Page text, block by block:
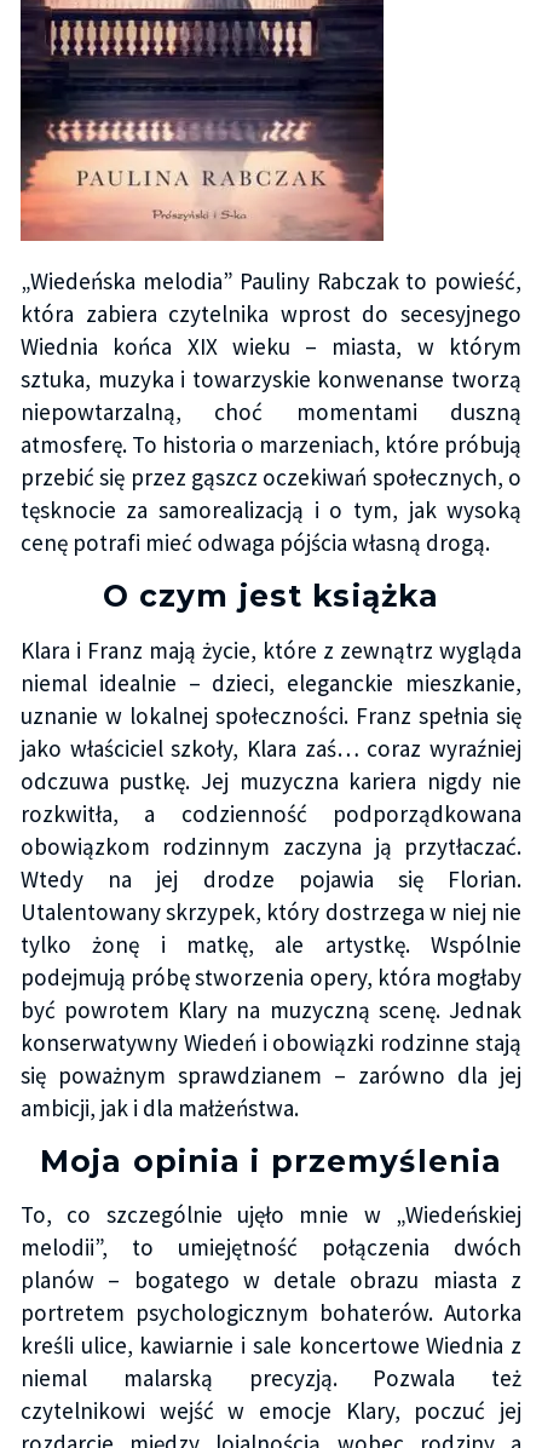
„Wiedeńska melodia” Pauliny Rabczak to powieść,
która zabiera czytelnika wprost do secesyjnego
Wiednia końca XIX wieku – miasta, w którym
sztuka, muzyka i towarzyskie konwenanse tworzą
niepowtarzalną, choć momentami duszną
atmosferę. To historia o marzeniach, które próbują
przebić się przez gąszcz oczekiwań społecznych, o
tęsknocie za samorealizacją i o tym, jak wysoką
cenę potrafi mieć odwaga pójścia własną drogą.
O czym jest książka
Klara i Franz mają życie, które z zewnątrz wygląda
niemal idealnie – dzieci, eleganckie mieszkanie,
uznanie w lokalnej społeczności. Franz spełnia się
jako właściciel szkoły, Klara zaś… coraz wyraźniej
odczuwa pustkę. Jej muzyczna kariera nigdy nie
rozkwitła, a codzienność podporządkowana
obowiązkom rodzinnym zaczyna ją przytłaczać.
Wtedy na jej drodze pojawia się Florian.
Utalentowany skrzypek, który dostrzega w niej nie
tylko żonę i matkę, ale artystkę. Wspólnie
podejmują próbę stworzenia opery, która mogłaby
być powrotem Klary na muzyczną scenę. Jednak
konserwatywny Wiedeń i obowiązki rodzinne stają
się poważnym sprawdzianem – zarówno dla jej
ambicji, jak i dla małżeństwa.
Moja opinia i przemyślenia
To, co szczególnie ujęło mnie w „Wiedeńskiej
melodii”, to umiejętność połączenia dwóch
planów – bogatego w detale obrazu miasta z
portretem psychologicznym bohaterów. Autorka
kreśli ulice, kawiarnie i sale koncertowe Wiednia z
niemal malarską precyzją. Pozwala też
czytelnikowi wejść w emocje Klary, poczuć jej